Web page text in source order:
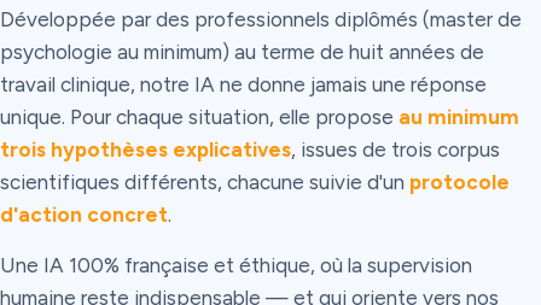
Développée par des professionnels diplômés (master de
psychologie au minimum) au terme de huit années de
travail clinique, notre IA ne donne jamais une réponse
unique. Pour chaque situation, elle propose au minimum
trois hypothèses explicatives, issues de trois corpus
scientifiques différents, chacune suivie d'un protocole
d'action concret.
Une IA 100% française et éthique, où la supervision
humaine reste indispensable — et qui oriente vers nos